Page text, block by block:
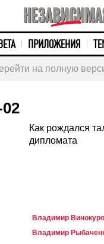
ПРИЛОЖЕНИЯ
на полную
Как рождался
дипломата
Владимир
Владимир